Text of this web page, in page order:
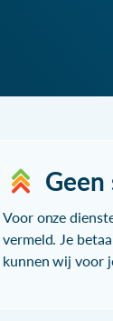
Voor onze
vermeld. Je
kunnen wij voor